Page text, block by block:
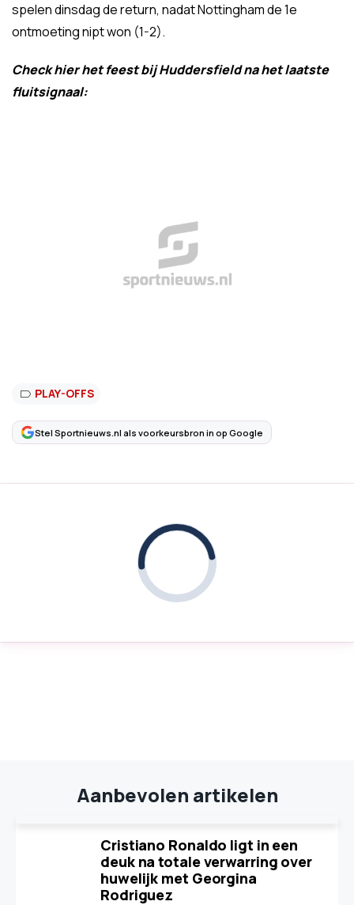
spelen dinsdag de return, nadat Nottingham de 1e
ontmoeting nipt won (1-2).
Check hier het feest bij Huddersfield na het laatste
fluitsignaal:
PLAY-OFFS
Stel Sportnieuws.nl als voorkeursbron in op Google
Aanbevolen artikelen
Cristiano Ronaldo ligt in een
deuk na totale verwarring over
huwelijk met Georgina
Rodriguez